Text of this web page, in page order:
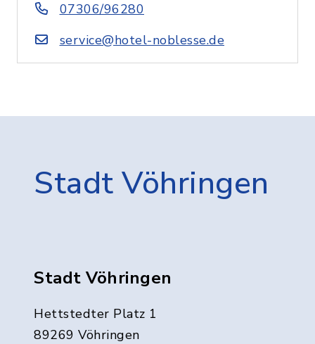
07306/96280
service@hotel-noblesse.de
Stadt Vöhringen
Stadt Vöhringen
Hettstedter Platz 1
89269 Vöhringen